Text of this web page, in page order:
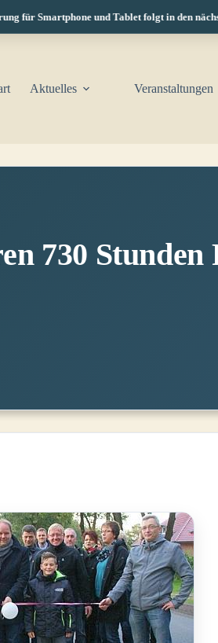
Smartphone und Tablet folgt in den
Aktuelles Veranstaltungen
730 Stunden